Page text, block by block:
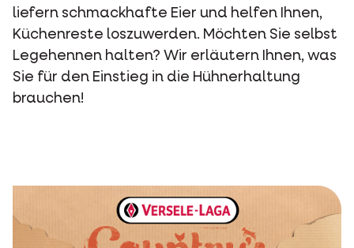
liefern schmackhafte Eier und helfen Ihnen,
Küchenreste loszuwerden. Möchten Sie selbst
Legehennen halten? Wir erläutern Ihnen, was
Sie für den Einstieg in die Hühnerhaltung
brauchen!